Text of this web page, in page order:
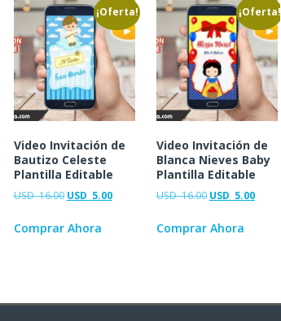
¡Oferta!
Video Invitación de
Bautizo Celeste
Plantilla Editable
USD16.00 USD 5.00
Comprar Ahora
¡Oferta!
Video Invitación de
Blanca Nieves Baby
Plantilla Editable
USD16.00 USD 5.00
Comprar Ahora